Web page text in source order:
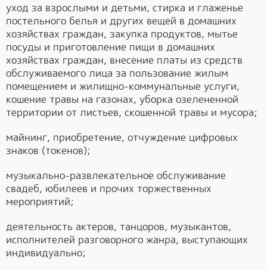
уход за взрослыми и детьми, стирка и глаженье
постельного белья и других вещей в домашних
хозяйствах граждан, закупка продуктов, мытье
посуды и приготовление пищи в домашних
хозяйствах граждан, внесение платы из средств
обслуживаемого лица за пользование жилым
помещением и жилищно-коммунальные услуги,
кошение травы на газонах, уборка озелененной
территории от листьев, скошенной травы и мусора;
майнинг, приобретение, отчуждение цифровых
знаков (токенов);
музыкально-развлекательное обслуживание
свадеб, юбилеев и прочих торжественных
мероприятий;
деятельность актеров, танцоров, музыкантов,
исполнителей разговорного жанра, выступающих
индивидуально;